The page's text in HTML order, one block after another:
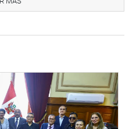
de Reparaciones de la
«Vive el Carnaval
el Corazón del Ande
2016, Autor Miguel Pedro